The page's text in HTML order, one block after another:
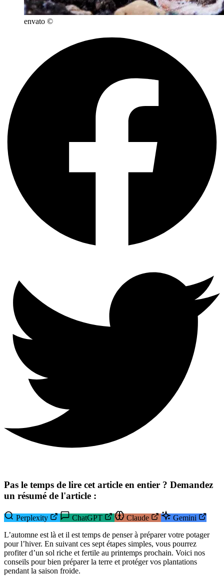
envato ©
Pas le temps de lire cet article en entier ? Demandez
un résumé de l'article :
Perplexity ChatGPT Claude
Gemini
L’automne est là et il est temps de penser à préparer votre potager
pour l’hiver. En suivant ces sept étapes simples, vous pourrez
profiter d’un sol riche et fertile au printemps prochain. Voici nos
conseils pour bien préparer la terre et protéger vos plantations
pendant la saison froide.